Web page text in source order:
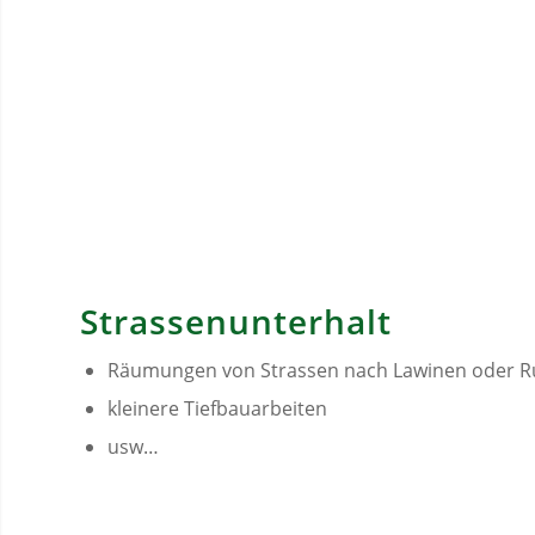
Strassenunterhalt
Räumungen von Strassen nach Lawinen oder
kleinere Tiefbauarbeiten
usw…